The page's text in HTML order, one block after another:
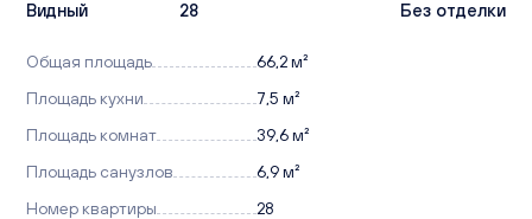
Видный 28 Без отделки
Общая площадь
66,2 м²
Площадь кухни
7,5 м²
Площадь комнат
39,6 м²
Площадь санузлов
6,9 м²
Номер квартиры
28